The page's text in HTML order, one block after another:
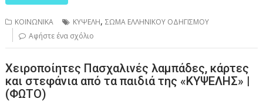
ΚΟΙΝΩΝΙΚΑ ΚΥΨΕΛΗ,ΣΩΜΑ ΕΛΛΗΝΙΚΟΥ ΟΔΗΓΙΣΜΟΥ
Αφήστε ένα σχόλιο
Χειροποίητες Πασχαλινές λαμπάδες, κάρτες
και στεφάνια από τα παιδιά της «ΚΥΨΕΛΗΣ» |
(ΦΩΤΟ)